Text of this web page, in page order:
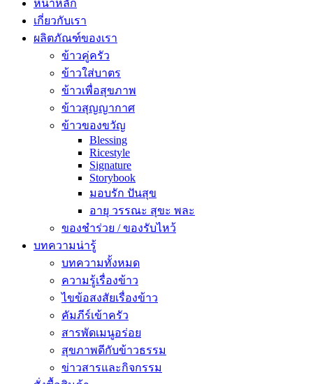
หน้าหลัก
เกี่ยวกับเรา
ผลิตภัณฑ์ของเรา
ข้าวคู่ครัว
ข้าวใส่บาตร
ข้าวเพื่อสุขภาพ
ข้าวสุญญากาศ
ข้าวของขวัญ
Blessing
Ricestyle
Signature
Storybook
มอบรัก ปันสุข
อายุ วรรณะ สุขะ พละ
ของชำร่วย / ของรับไหว้
บทความน่ารู้
บทความทั้งหมด
ความรู้เรื่องข้าว
ไขข้อสงสัยเรื่องข้าว
คัมภีร์เข้าครัว
สารพัดเมนูอร่อย
สุขภาพดีกับข้าวธรรม
ข่าวสารและกิจกรรม